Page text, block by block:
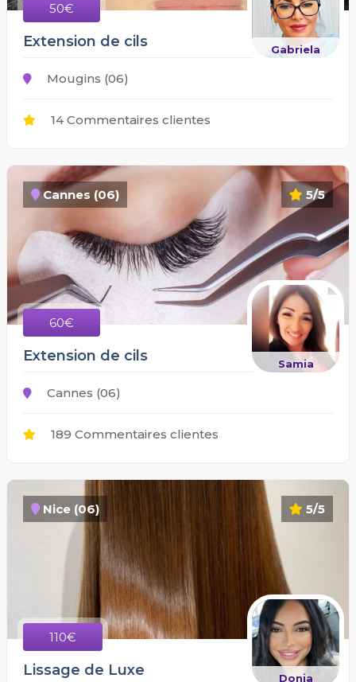
50€
Gabriela
Extension de cils
Mougins (06)
14 Commentaires clientes
5/5
Cannes (06)
60€
Samia
Extension de cils
Cannes (06)
189 Commentaires clientes
5/5
Nice (06)
110€
Donia
Lissage de Luxe